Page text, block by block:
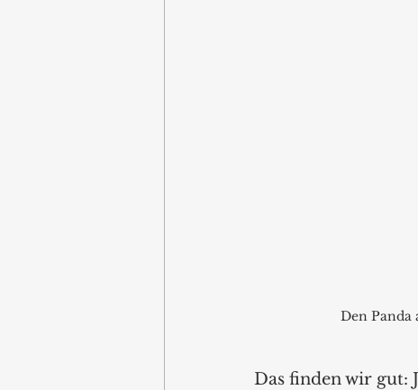
Den Panda
Das finden wir gut: